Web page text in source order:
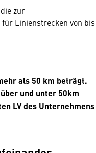
zur
Linienstrecken von bis
als 50 km beträgt.
und unter 50km
LV des Unternehmens